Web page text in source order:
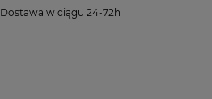
Dostawa w ciągu 24-72h